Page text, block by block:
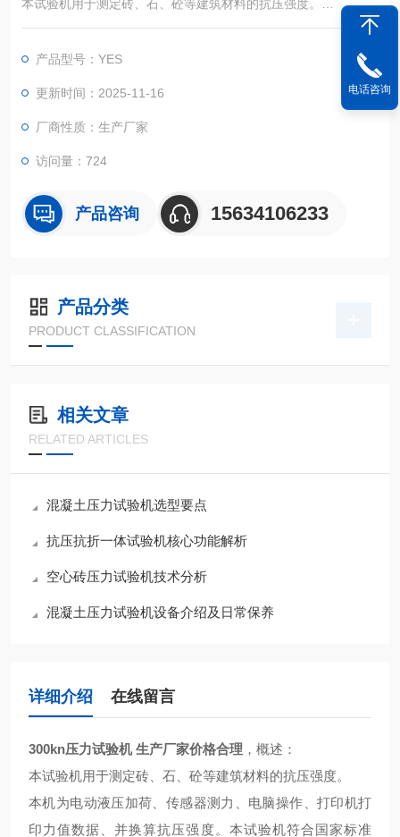
本试验机用于测定砖、石、砼等建筑材料的抗压强度。
本机为电动液压加荷、传感器测力、电脑操作、打印机打印力值
学性能试验方法标准》，自动加载速度，加载方式程序控制，使
得测量结果更加准确。并具有加荷速度、峰值保持、过载保护功
能，是建筑、建材、公路桥梁等工程单位*的试验检测设备。
产品型号：YES
更新时间：2025-11-16
厂商性质：生产厂家
访问量：724
产品咨询 15634106233
产品分类
PRODUCT CLASSIFICATION
相关文章
RELATED ARTICLES
混凝土压力试验机选型要点
抗压抗折一体试验机核心功能解析
空心砖压力试验机技术分析
混凝土压力试验机设备介绍及日常保养
详细介绍 在线留言
300kn压力试验机 生产厂家价格合理 ，概述：
本试验机用于测定砖、石、砼等建筑材料的抗压强度。
本机为电动液压加荷、传感器测力、电脑操作、打印机打
印力值数据、并换算抗压强度。本试验机符合国家标准
电话咨询